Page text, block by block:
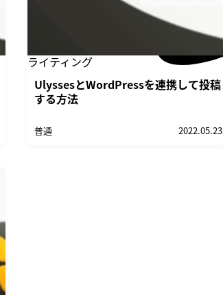
ライティング
UlyssesとWordPressを連携して投稿
する方法
普通 2022.05.23